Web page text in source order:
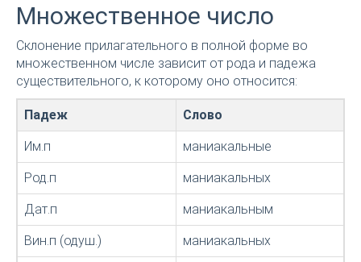
Множественное число
Склонение прилагательного в полной форме во
множественном числе зависит от рода и падежа
существительного, к которому оно относится:
Падеж Слово
Им.п маниакальные
Род.п маниакальных
Дат.п маниакальным
Вин.п (одуш.) маниакальных